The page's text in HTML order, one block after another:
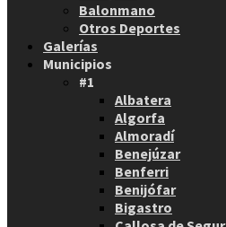
Balonmano
Otros Deportes
Galerías
Municipios
#1
Albatera
Algorfa
Almoradí
Benejúzar
Benferri
Benijófar
Bigastro